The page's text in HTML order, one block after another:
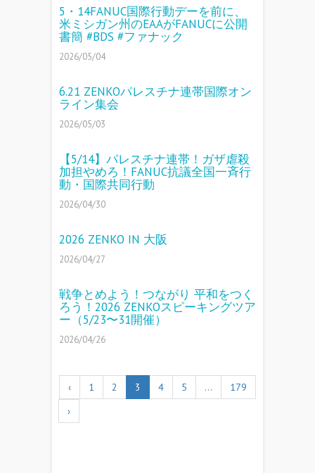
5・14FANUC国際行動デーを前に、
米ミシガン州のEAAがFANUCに公開
書簡 #BDS #ファナック
2026/05/04
6.21 ZENKOパレスチナ連帯国際オン
ライン集会
2026/05/03
【5/14】パレスチナ連帯！ガザ虐殺
加担やめろ！FANUC抗議全国一斉行
動・国際共同行動
2026/04/30
2026 ZENKO IN 大阪
2026/04/27
戦争とめよう！つながり 平和をつく
ろう！2026 ZENKOスピーキングツア
ー（5/23〜31開催）
2026/04/26
‹ 1 2 3 4 5 …
179
›